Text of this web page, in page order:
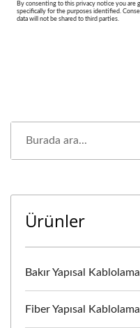
Ürünler
Bakır Yapısal Kablolama
Fiber Yapısal Kablolama